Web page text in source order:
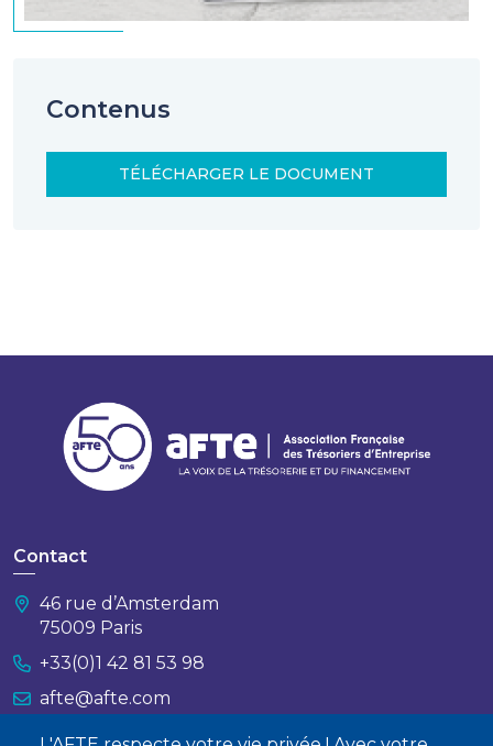
Contenus
TÉLÉCHARGER LE DOCUMENT
Contact
46 rue d’Amsterdam
75009 Paris
+33(0)1 42 81 53 98
afte@afte.com